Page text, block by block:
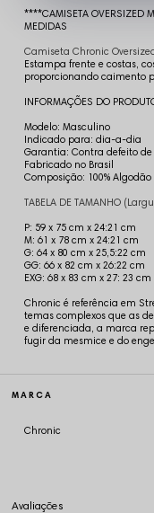
****CAMISETA OVERSIZED
MEDIDAS
Camiseta Chronic Oversized
Estampa frente e costas,
proporcionando caimento
INFORMAÇÕES DO
Modelo: Masculino
Indicado para: dia-a-dia
Garantia: Contra defeito
Fabricado no Brasil
Composição: 100% Algodão
TABELA DE TAMANHO
P: 59 x 75 cm x 24:21 cm
M: 61 x 78 cm x 24:21 cm
G: 64 x 80 cm x 25,5:22 cm
GG: 66 x 82 cm x 26:22 cm
EXG: 68 x 83 cm x 27: 23 cm
Chronic é referência em
temas complexos que as
e diferenciada, a marca
fugir da mesmice e do
MARCA
Chronic